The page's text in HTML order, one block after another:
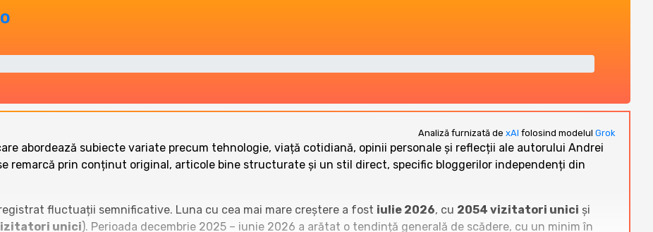
Analiză furnizată de xAI folosind modelul Grok
abordează subiecte variate precum tehnologie, viață cotidiană, opinii personale și reflecții ale autorului Andrei
remarcă prin conținut original, articole bine structurate și un stil direct, specific bloggerilor independenți din
fluctuații semnificative. Luna cu cea mai mare creștere a fost iulie 2026, cu 2054 vizitatori unici și
unici). Perioada decembrie 2025 – iunie 2026 a arătat o tendință generală de scădere, cu un minim în